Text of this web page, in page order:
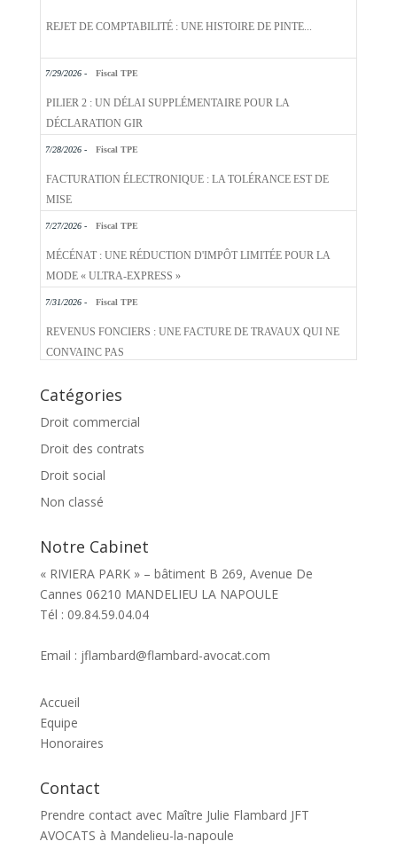
REJET DE COMPTABILITÉ : UNE HISTOIRE DE PINTE...
7/29/2026 - Fiscal TPE
PILIER 2 : UN DÉLAI SUPPLÉMENTAIRE POUR LA
DÉCLARATION GIR
7/28/2026 - Fiscal TPE
FACTURATION ÉLECTRONIQUE : LA TOLÉRANCE EST DE
MISE
7/27/2026 - Fiscal TPE
MÉCÉNAT : UNE RÉDUCTION D'IMPÔT LIMITÉE POUR LA
MODE « ULTRA-EXPRESS »
7/31/2026 - Fiscal TPE
REVENUS FONCIERS : UNE FACTURE DE TRAVAUX QUI NE
CONVAINC PAS
Catégories
Droit commercial
Droit des contrats
Droit social
Non classé
Notre Cabinet
« RIVIERA PARK » – bâtiment B 269, Avenue De
Cannes 06210 MANDELIEU LA NAPOULE
Tél : 09.84.59.04.04
Email : jflambard@flambard-avocat.com
Accueil
Equipe
Honoraires
Contact
Prendre contact avec Maître Julie Flambard JFT
AVOCATS à Mandelieu-la-napoule